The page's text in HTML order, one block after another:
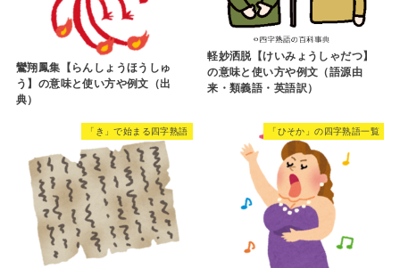
鸞翔鳳集【らんしょうほうしゅ
う】の意味と使い方や例文（出
典）
軽妙洒脱【けいみょうしゃだつ】
の意味と使い方や例文（語源由
来・類義語・英語訳）
「き」で始まる四字熟語 「ひそか」の四字熟語一覧